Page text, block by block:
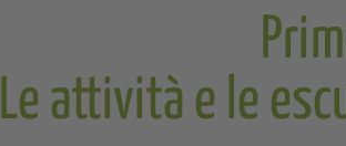
Le attività e le